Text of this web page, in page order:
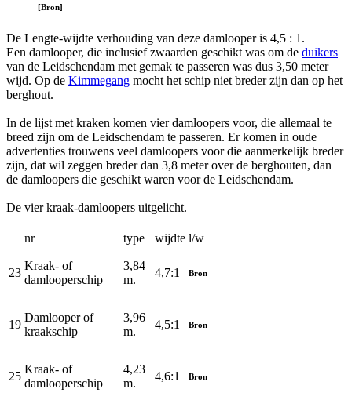
[Bron]
De Lengte-wijdte verhouding van deze damlooper is 4,5 : 1.
Een damlooper, die inclusief zwaarden geschikt was om de duikers
van de Leidschendam met gemak te passeren was dus 3,50 meter
wijd. Op de Kimmegang mocht het schip niet breder zijn dan op het
berghout.
In de lijst met kraken komen vier damloopers voor, die allemaal te
breed zijn om de Leidschendam te passeren. Er komen in oude
advertenties trouwens veel damloopers voor die aanmerkelijk breder
zijn, dat wil zeggen breder dan 3,8 meter over de berghouten, dan
de damloopers die geschikt waren voor de Leidschendam.
De vier kraak-damloopers uitgelicht.
nr type wijdte l/w
23
Kraak- of
damlooperschip
3,84
m.
4,7:1 Bron
19
Damlooper of
kraakschip
3,96
m.
4,5:1 Bron
25
Kraak- of
damlooperschip
4,23
m.
4,6:1 Bron